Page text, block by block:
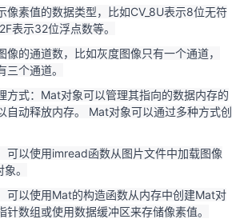
像素值的数据类型，比如CV_8U表示8位无符
表示32位浮点数等。
像的通道数，比如灰度图像只有一个通道，
三个通道。
方式：Mat对象可以管理其指向的数据内存的
自动释放内存。 Mat对象可以通过多种方式创
可以使用imread函数从图片文件中加载图像
。
可以使用Mat的构造函数从内存中创建Mat对
针数组或使用数据缓冲区来存储像素值。